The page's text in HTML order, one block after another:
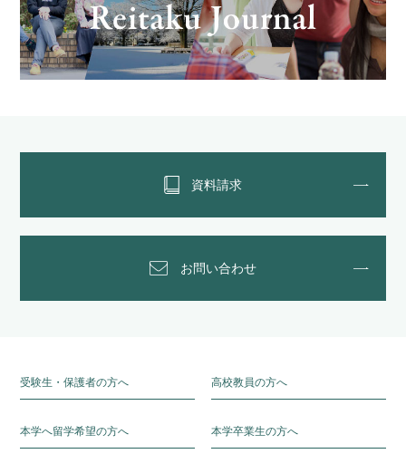
資料請求
お問い合わせ
受験生・保護者の方へ 高校教員の方へ
本学へ留学希望の方へ 本学卒業生の方へ